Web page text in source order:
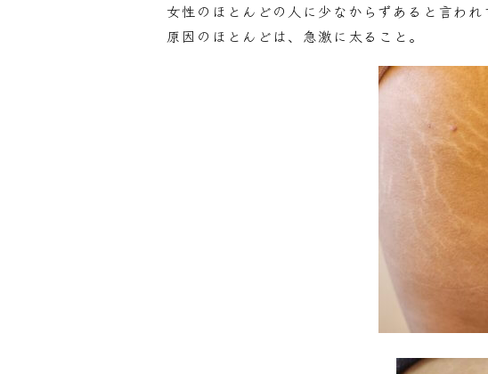
女性のほとんどの人に少なからずあると言われ
原因のほとんどは、急激に太ること。